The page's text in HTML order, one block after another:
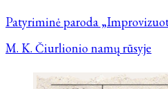
Patyriminė paroda
M. K. Čiurlionio namų rūsyje